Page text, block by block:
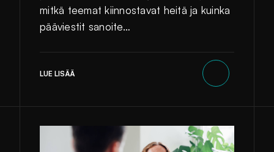
mitkä teemat kiinnostavat heitä ja kuinka
pääviestit sanoite…
LUE LISÄÄ